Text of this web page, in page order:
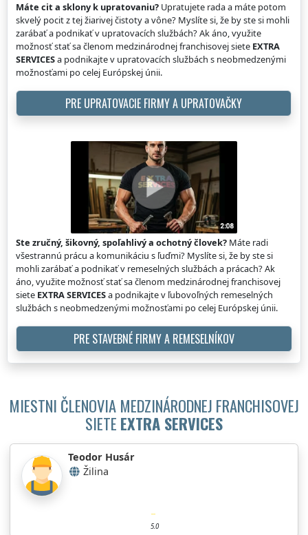
Máte cit a sklony k upratovaniu? Upratujete rada a máte potom
skvelý pocit z tej žiarivej čistoty a vône? Myslíte si, že by ste si mohli
zarábať a podnikať v upratovacích službách? Ak áno, využite
možnosť stať sa členom medzinárodnej franchisovej siete EXTRA
SERVICESa podnikajte v upratovacích službách s neobmedzenými
možnosťami po celej Európskej únii.
PRE UPRATOVACIE FIRMY A UPRATOVAČKY
Ste zručný, šikovný, spoľahlivý a ochotný človek? Máte radi
všestrannú prácu a komunikáciu s ľuďmi? Myslíte si, že by ste si
mohli zarábať a podnikať v remeselných službách a prácach? Ak
áno, využite možnosť stať sa členom medzinárodnej franchisovej
siete EXTRA SERVICESa podnikajte v ľubovoľných remeselných
službách s neobmedzenými možnosťami po celej Európskej únii.
PRE STAVEBNÉ FIRMY A REMESELNÍKOV
MIESTNI ČLENOVIA MEDZINÁRODNEJ FRANCHISOVEJ
SIETE EXTRA SERVICES
Teodor Husár
Žilina
5.0